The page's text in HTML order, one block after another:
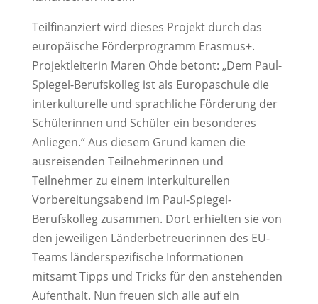
Teilfinanziert wird dieses Projekt durch das
europäische Förderprogramm Erasmus+.
Projektleiterin Maren Ohde betont: „Dem Paul-
Spiegel-Berufskolleg ist als Europaschule die
interkulturelle und sprachliche Förderung der
Schülerinnen und Schüler ein besonderes
Anliegen.“ Aus diesem Grund kamen die
ausreisenden Teilnehmerinnen und
Teilnehmer zu einem interkulturellen
Vorbereitungsabend im Paul-Spiegel-
Berufskolleg zusammen. Dort erhielten sie von
den jeweiligen Länderbetreuerinnen des EU-
Teams länderspezifische Informationen
mitsamt Tipps und Tricks für den anstehenden
Aufenthalt. Nun freuen sich alle auf ein